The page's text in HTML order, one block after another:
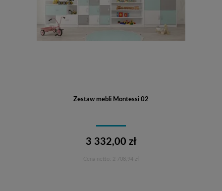
Zestaw mebli Montessi 02
3 332,00 zł
2 708,94 zł